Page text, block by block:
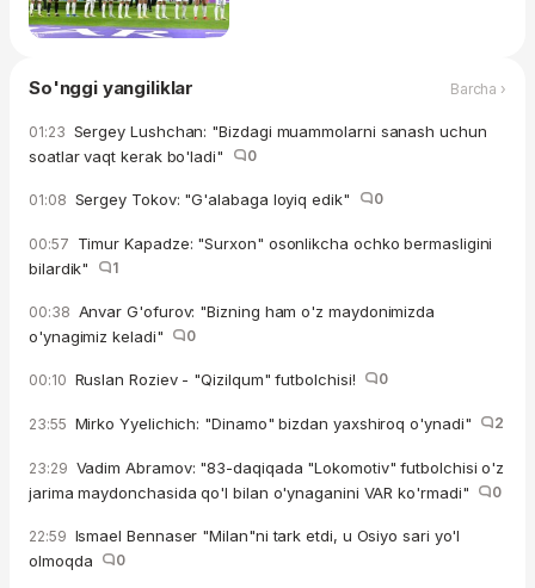
So'nggi yangiliklar Barcha ›
01:23 Sergey Lushchan: "Bizdagi muammolarni sanash uchun
soatlar vaqt kerak bo'ladi"
0
01:08 Sergey Tokov: "G'alabaga loyiq edik" 0
00:57 Timur Kapadze: "Surxon" osonlikcha ochko bermasligini
bilardik"
1
00:38 Anvar G'ofurov: "Bizning ham o'z maydonimizda
o'ynagimiz keladi"
0
00:10 Ruslan Roziev - "Qizilqum" futbolchisi! 0
23:55 Mirko Yyelichich: "Dinamo" bizdan yaxshiroq o'ynadi" 2
23:29 Vadim Abramov: "83-daqiqada "Lokomotiv" futbolchisi o'z
jarima maydonchasida qo'l bilan o'ynaganini VAR ko'rmadi"
0
22:59 Ismael Bennaser "Milan"ni tark etdi, u Osiyo sari yo'l
olmoqda
0